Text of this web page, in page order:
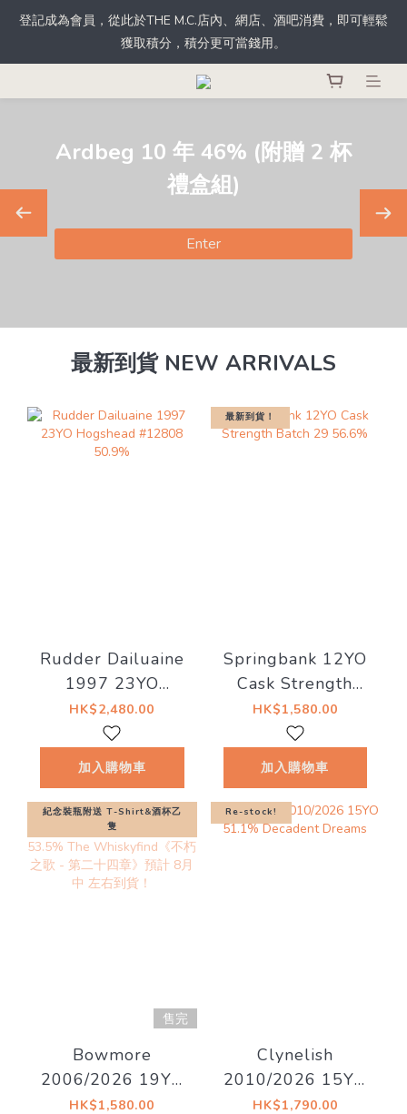
根據香港法律，不得於業務過程中，向未成年人士售賣或供應令人
醺醉的酒類。
根據香港法律，不得於業務過程中，向未成年人士售賣或供應令人
醺醉的酒類。
10 年 46% (附贈 2 杯
Enter
最新到貨 NEW ARRIVALS
Rudder Dailuaine
1997 23YO
Hogshead #12808
50.9%
HK$2,480.00
加入購物車
最新到貨！
Springbank 12YO
Cask Strength
Batch 29 56.6%
HK$1,580.00
加入購物車
紀念裝瓶附送 T-Shirt&酒杯乙
隻
售完
Bowmore
2006/2026 19YO
Bourbon Barrel
HK$1,580.00
Re-stock!
Clynelish
2010/2026 15YO
51.1% Decadent
HK$1,790.00